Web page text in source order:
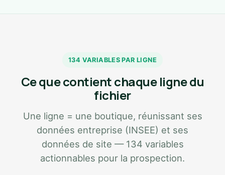
134 VARIABLES PAR LIGNE
Ce que contient chaque ligne du
fichier
Une ligne = une boutique, réunissant ses
données entreprise (INSEE) et ses
données de site — 134 variables
actionnables pour la prospection.